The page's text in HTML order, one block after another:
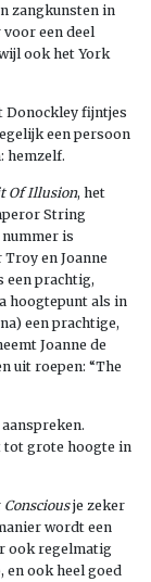
zangkunsten in
een deel
ook het York
Donockley fijntjes
een persoon
hemzelf.
Of Illusion, het
String
is
en Joanne
een prachtig,
hoogtepunt als in
een prachtige,
Joanne de
uit roepen: “The
tot grote hoogte in
Consciousje zeker
wordt een
ook regelmatig
ook heel goed